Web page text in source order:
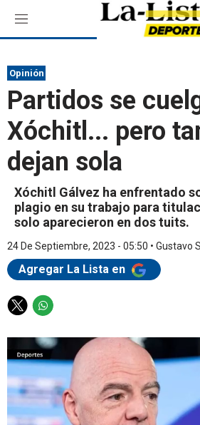
M
e
ú
Opinión
Partidos se
Xóchitl... pero
dejan sola
Xóchitl Gálvez ha enfrentado
plagio en su trabajo para
solo aparecieron en dos tuits.
24 De Septiembre, 2023 - 05:50 • Gustavo
Agregar La Lista en
T
i
t
e
r
W
a
t
s
a
p
p